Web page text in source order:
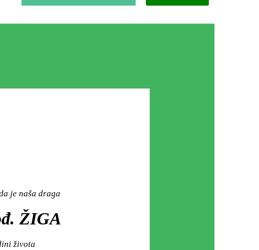
je naša draga
ŽIGA
života